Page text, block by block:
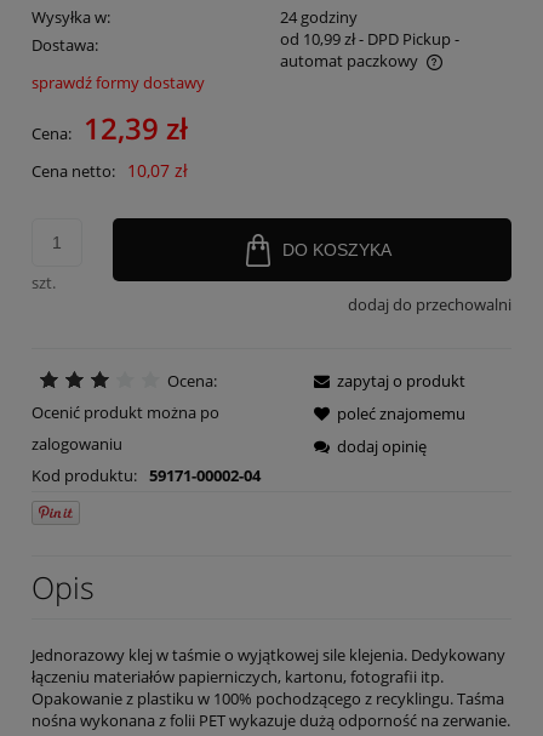
Wysyłka w:
24 godziny
Dostawa:
od 10,99 zł- DPD Pickup -
automat paczkowy
Cena nie zawiera ewentualnych kosztów płatności
sprawdź formy dostawy
Cena: 12,39 zł
Cena netto: 10,07 zł
szt.
DO KOSZYKA
dodaj do przechowalni
Ocena:
Ocenić produkt można po
zalogowaniu
Kod produktu: 59171-00002-04
zapytaj o produkt
poleć znajomemu
dodaj opinię
Opis
Jednorazowy klej w taśmie o wyjątkowej sile klejenia. Dedykowany
łączeniu materiałów papierniczych, kartonu, fotografii itp.
Opakowanie z plastiku w 100% pochodzącego z recyklingu. Taśma
nośna wykonana z folii PET wykazuje dużą odporność na zerwanie.